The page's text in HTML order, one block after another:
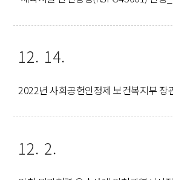
12. 14.
2022년 사회공헌인정제 보건복지부 장
12. 2.